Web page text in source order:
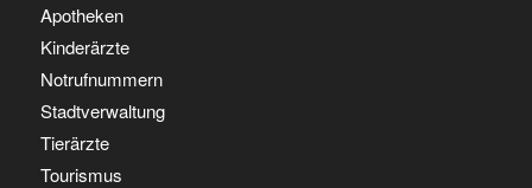
Apotheken
Kinderärzte
Notrufnummern
Stadtverwaltung
Tierärzte
Tourismus